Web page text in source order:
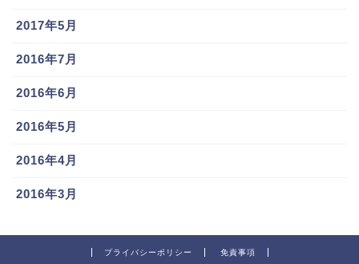
2017年5月
2016年7月
2016年6月
2016年5月
2016年4月
2016年3月
プライバシーポリシー 免責事項